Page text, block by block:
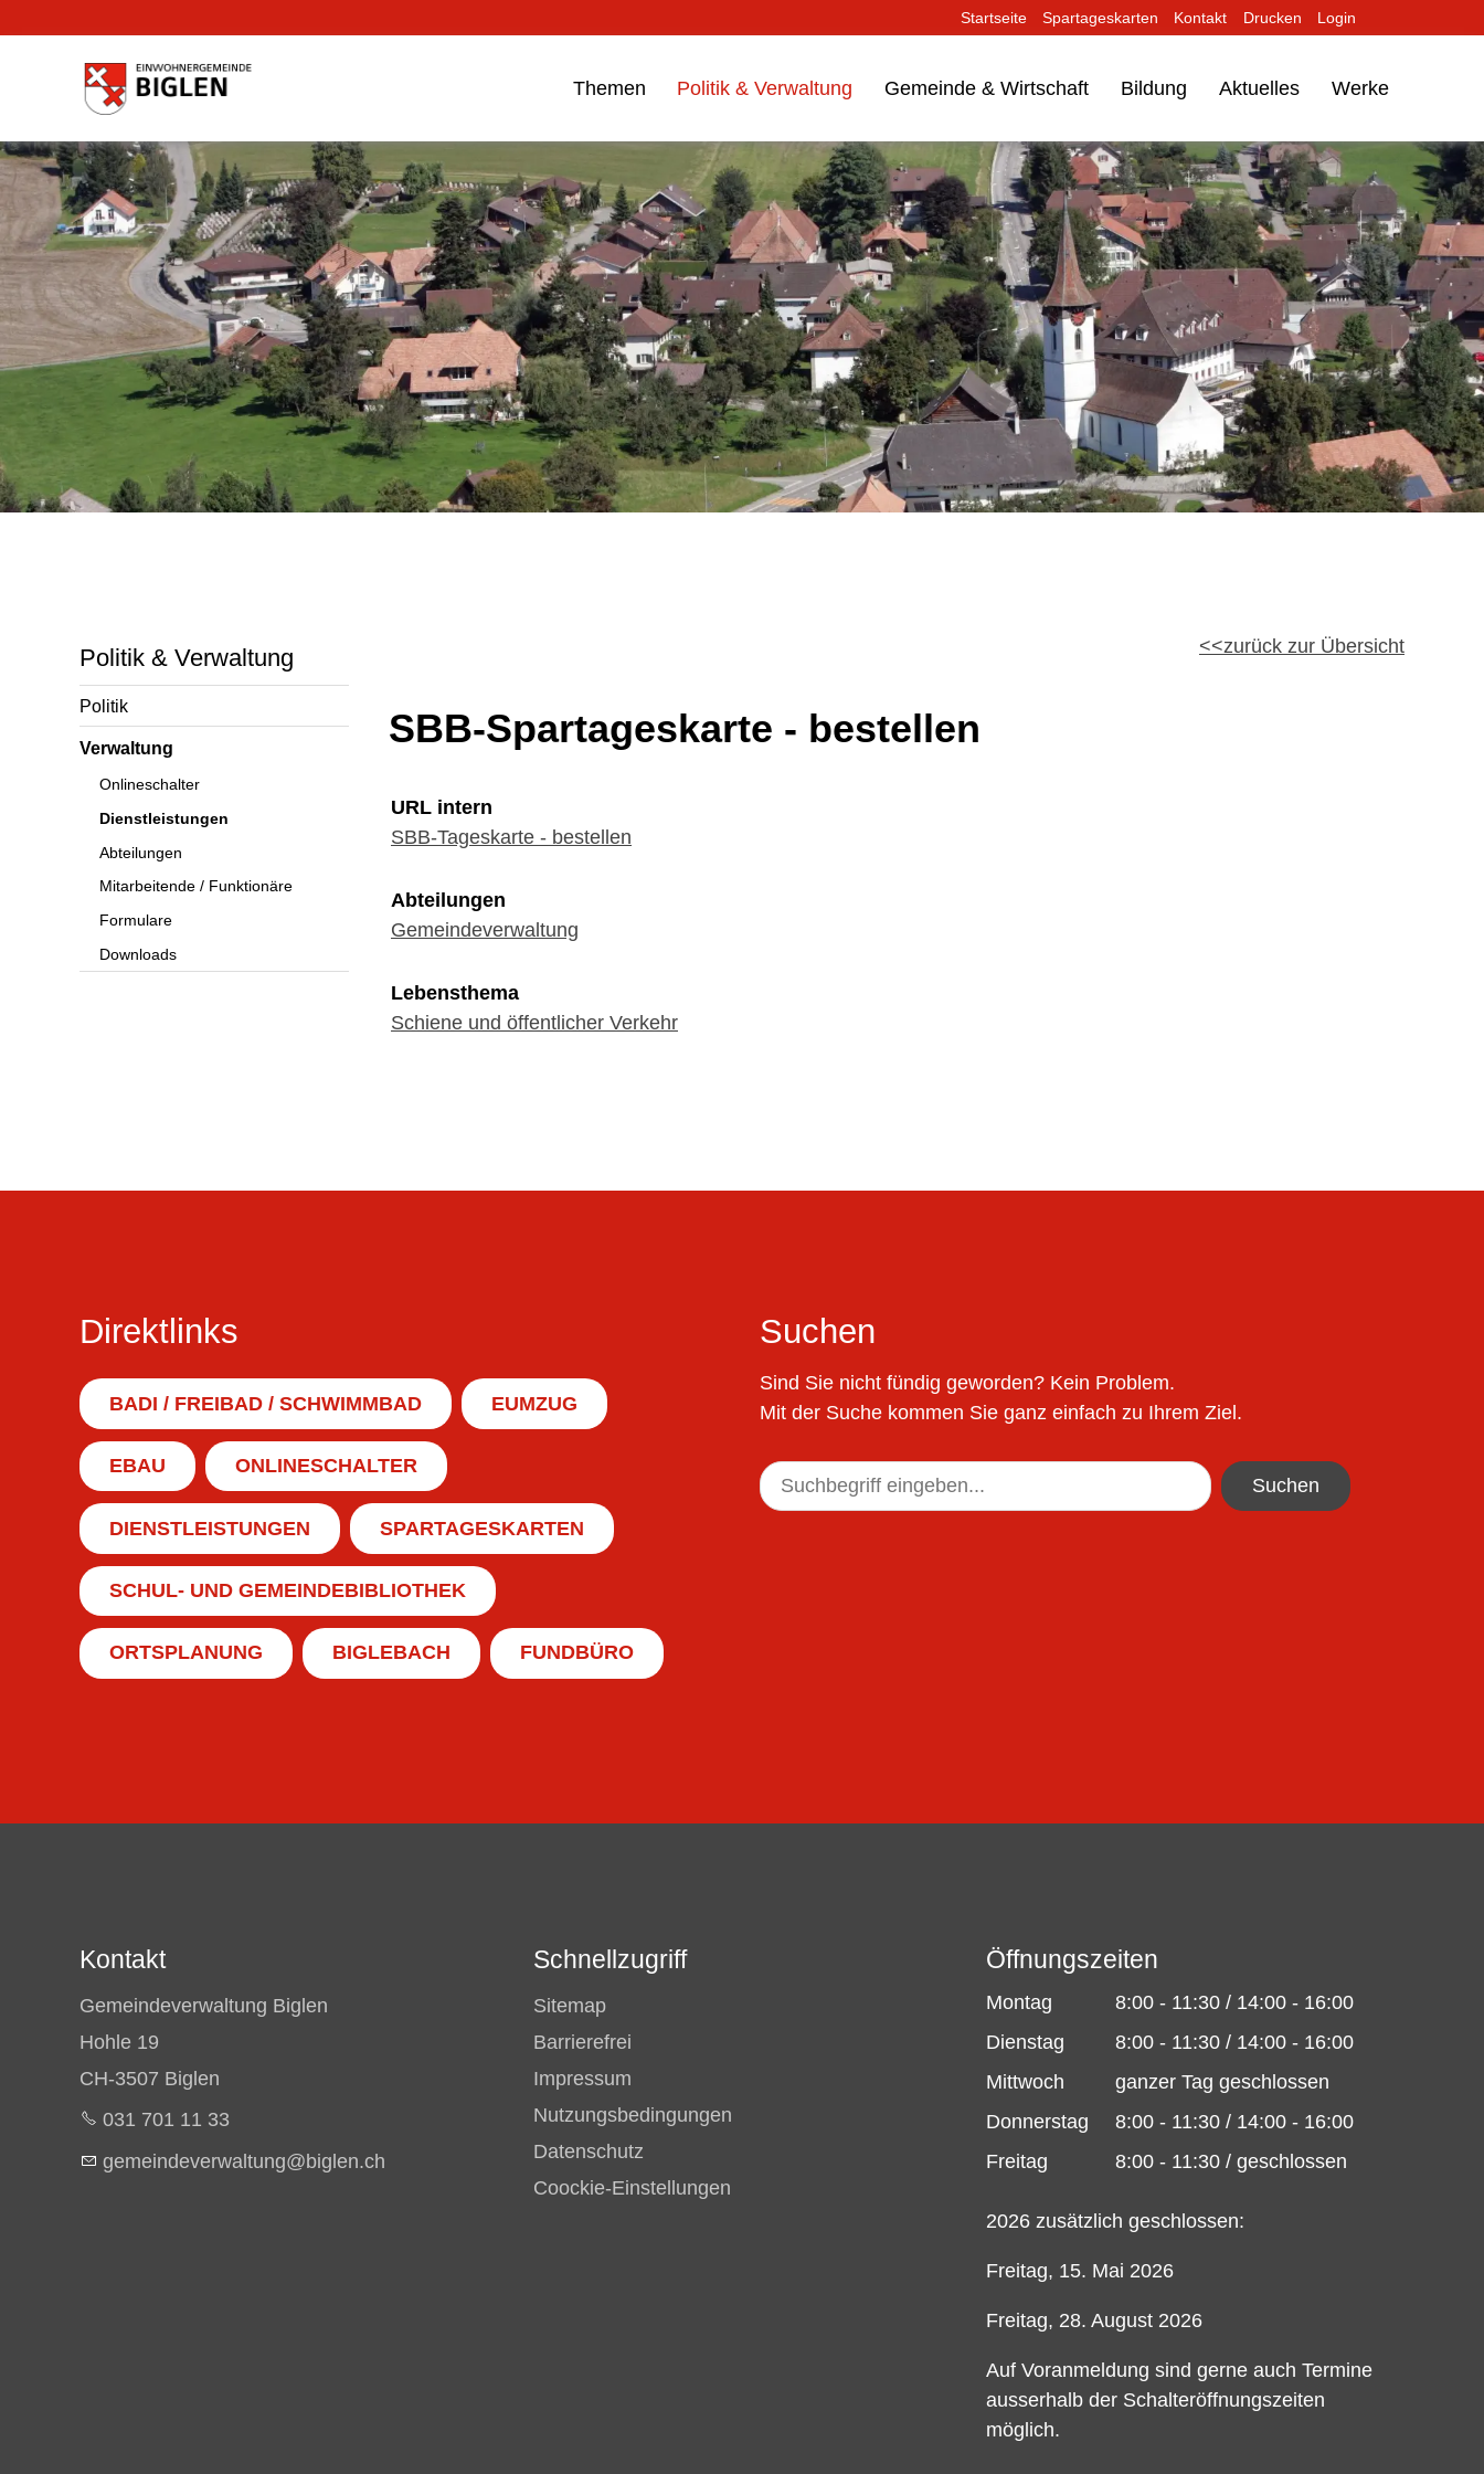
Startseite Spartageskarten Kontakt Drucken Login
Themen Politik & Verwaltung Gemeinde & Wirtschaft Bildung Aktuelles Werke
Politik & Verwaltung
Politik
Verwaltung
Onlineschalter
Dienstleistungen
Abteilungen
Mitarbeitende / Funktionäre
Formulare
Downloads
zurück zur Übersicht
SBB-Spartageskarte - bestellen
URL intern
SBB-Tageskarte - bestellen
Abteilungen
Gemeindeverwaltung
Lebensthema
Schiene und öffentlicher Verkehr
Direktlinks
BADI / FREIBAD / SCHWIMMBAD EUMZUG
EBAU ONLINESCHALTER
DIENSTLEISTUNGEN SPARTAGESKARTEN
SCHUL- UND GEMEINDEBIBLIOTHEK
ORTSPLANUNG BIGLEBACH FUNDBÜRO
Suchen
Sind Sie nicht fündig geworden? Kein Problem.
Mit der Suche kommen Sie ganz einfach zu Ihrem Ziel.
Suchen
Kontakt
Gemeindeverwaltung Biglen
Hohle 19
CH-3507 Biglen
031 701 11 33
g m nd v rw lt ng b gl n ch
Schnellzugriff
Sitemap
Barrierefrei
Impressum
Nutzungsbedingungen
Datenschutz
Coockie-Einstellungen
Öffnungszeiten
Montag
8:00 - 11:30 / 14:00 - 16:00
Dienstag
8:00 - 11:30 / 14:00 - 16:00
Mittwoch
ganzer Tag geschlossen
Donnerstag
8:00 - 11:30 / 14:00 - 16:00
Freitag
8:00 - 11:30 / geschlossen
2026 zusätzlich geschlossen:
Freitag, 15. Mai 2026
Freitag, 28. August 2026
Auf Voranmeldung sind gerne auch Termine
ausserhalb der Schalteröffnungszeiten
möglich.